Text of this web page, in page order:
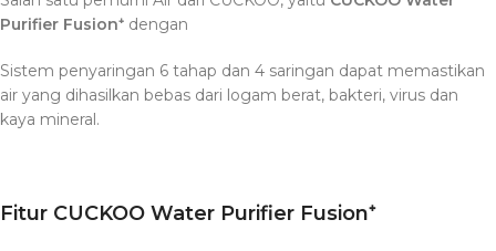
Purifier Fusion⁺ dengan
Sistem penyaringan 6 tahap dan 4 saringan dapat memastikan
air yang dihasilkan bebas dari logam berat, bakteri, virus dan
kaya mineral.
Fitur CUCKOO Water Purifier Fusion⁺